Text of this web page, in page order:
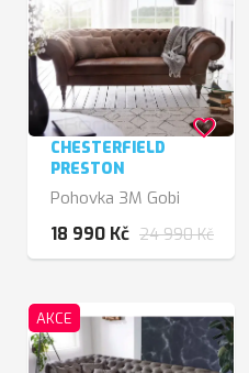
CHESTERFIELD
PRESTON
Pohovka 3M Gobi
18 990 Kč 24 990 Kč
favorite_border
AKCE